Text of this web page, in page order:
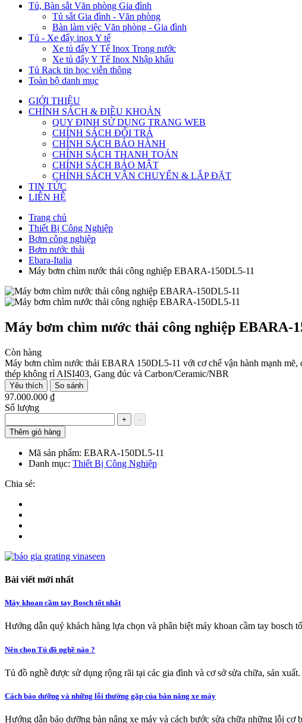
Tủ, Bàn sắt Văn phòng Gia đình
Tủ sắt Gia đình - Văn phòng
Bàn làm việc Văn phòng - Gia đình
Tủ - Xe đẩy inox Y tế
Xe tủ đẩy Y Tế Inox Trong nước
Xe tủ đẩy Y Tế Inox Nhập khẩu
Tủ Rack tin học viễn thông
Toàn bộ danh mục
GIỚI THIỆU
CHÍNH SÁCH & ĐIỀU KHOẢN
QUY ĐỊNH SỬ DỤNG TRANG WEB
CHÍNH SÁCH ĐỔI TRẢ
CHÍNH SÁCH BẢO HÀNH
CHÍNH SÁCH THANH TOÁN
CHÍNH SÁCH BẢO MẬT
CHÍNH SÁCH VẬN CHUYỂN & LẮP ĐẶT
TIN TỨC
LIÊN HỆ
Trang chủ
Thiết Bị Công Nghiệp
Bơm công nghiệp
Bơm nước thải
Ebara-Italia
Máy bơm chìm nước thải công nghiệp EBARA-150DL5-11
Máy bơm chìm nước thải công nghiệp EBARA-
Còn hàng
Máy bơm chìm nước thải EBARA 150DL5-11 với cơ chế vận hành mạnh
thép không rỉ AISI403, Gang đúc và Carbon/Ceramic/NBR
Yêu thích So sánh
97.000.000 ₫
Số lượng
+
-
Thêm giỏ hàng
Mã sản phẩm: EBARA-150DL5-11
Danh mục: Thiết Bị Công Nghiệp
Chia sẻ:
Bài viết mới nhất
Máy khoan cầm tay Bosch tốt nhất
Hướng dẫn quý khách hàng lựa chọn và phân biệt máy khoan cầm tay bosch
Nên chọn Tủ đồ nghề nào ?
Tủ đồ nghề được sử dụng rộng rãi tại các gia đình và cơ sở sửa chữa, sản
Cách bảo dưỡng và những lỗi thường gặp của bàn nâng xe máy
Hướng dẫn bảo dưỡng bàn nâng xe máy và cách bước sửa chữa những lỗi cơ